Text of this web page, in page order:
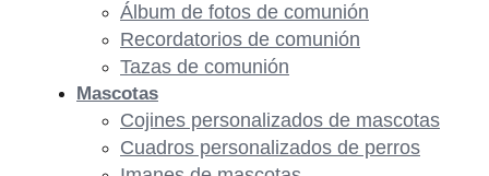
Álbum de fotos de comunión
Recordatorios de comunión
Tazas de comunión
Mascotas
Cojines personalizados de mascotas
Cuadros personalizados de perros